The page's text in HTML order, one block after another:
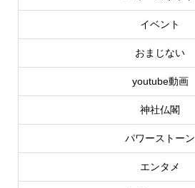
イベント
おまじない
youtube動画
神社仏閣
パワーストーン
エンタメ